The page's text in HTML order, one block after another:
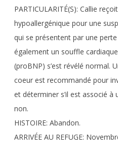
PARTICULARITÉ(S): Callie
hypoallergénique pour une
qui se présentent par une
également un souffle
(proBNP) s’est révélé normal.
coeur est recommandé pour
et déterminer s’il est associé à
non.
HISTOIRE: Abandon.
ARRIVÉE AU REFUGE: